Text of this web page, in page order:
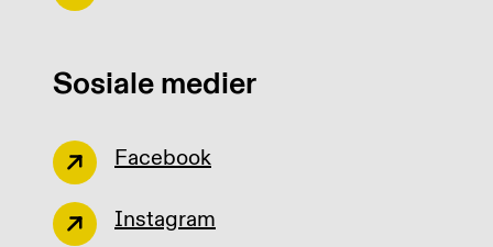
Sosiale medier
Facebook
Instagram